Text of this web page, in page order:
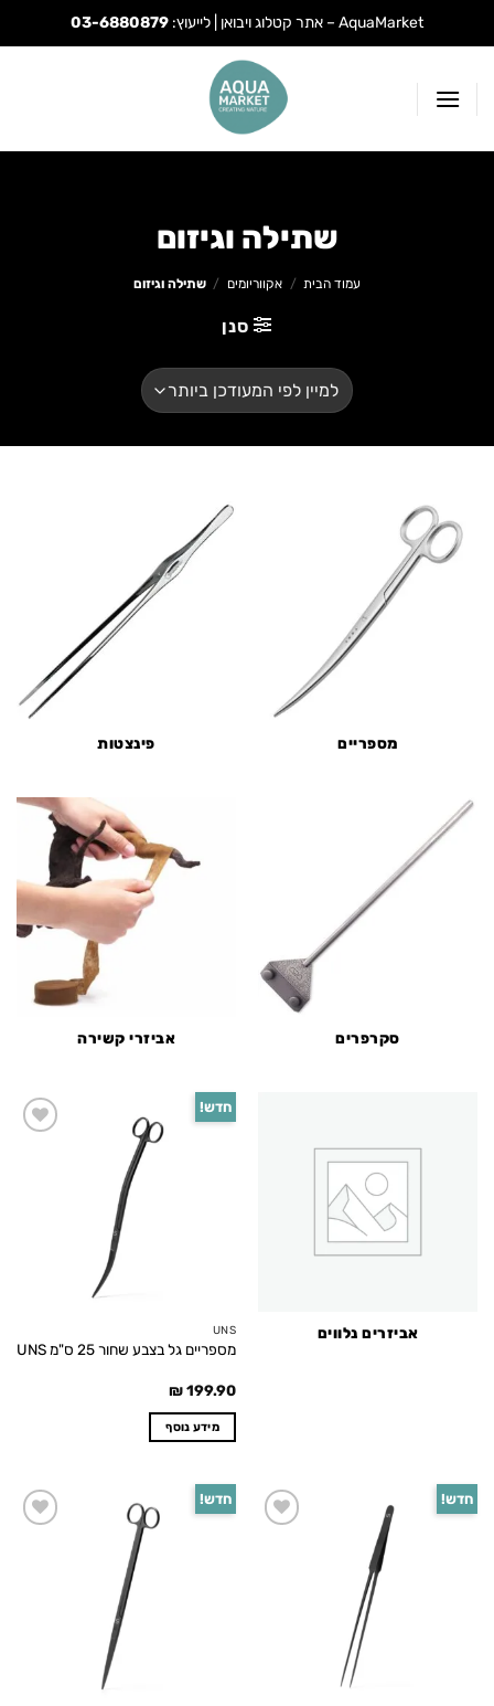
AquaMarket – אתר קטלוג ויבואן | לייעוץ: 03-6880879
content
שתילה וגיזום
עמוד הבית / אקווריומים / שתילה וגיזום
סנן
מספריים פינצטות
סקרפרים אביזרי קשירה
אביזרים נלווים
חדש!
UNS
מספריים גל בצבע שחור 25 ס"מ UNS
₪199.90
מידע נוסף
חדש! חדש!